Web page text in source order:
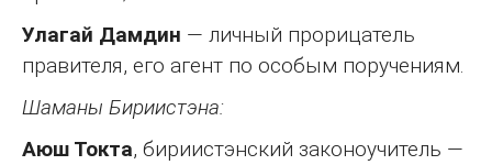
Улагай Дамдин — личный прорицатель
правителя, его агент по особым поручениям.
Шаманы Бириистэна:
Аюш Токта, бириистэнский законоучитель —